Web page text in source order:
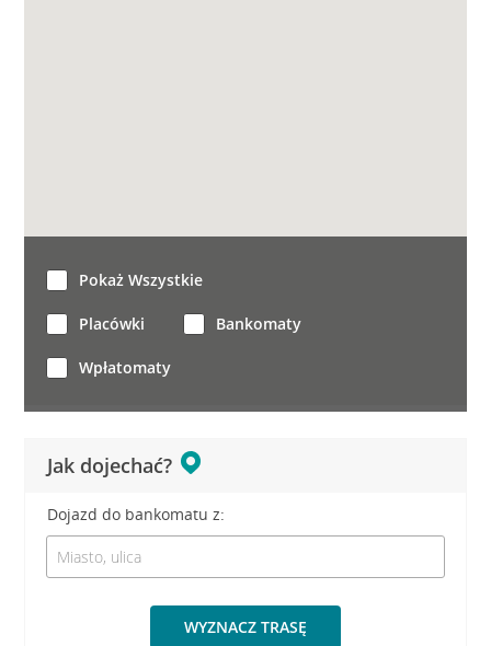
Jak dojechać?
Dojazd do bankomatu z:
WYZNACZ TRASĘ
Pokaż Wszystkie
Placówki Bankomaty
Wpłatomaty